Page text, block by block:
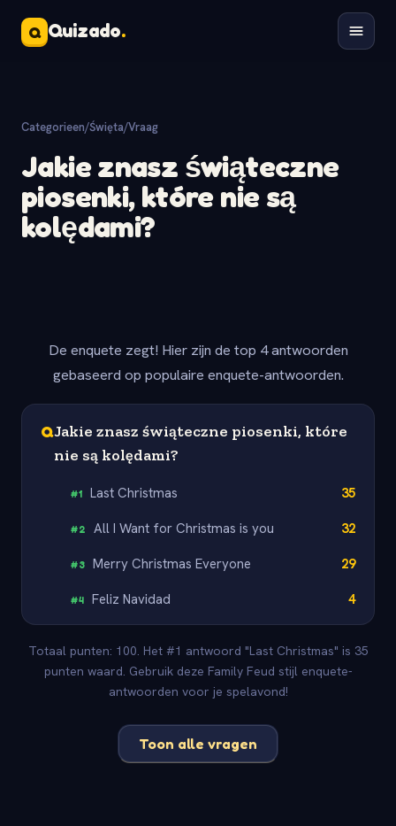
Q Quizado.
Categorieen/Święta/Vraag
Jakie znasz świąteczne
piosenki, które nie są
kolędami?
De enquete zegt! Hier zijn de top 4 antwoorden
gebaseerd op populaire enquete-antwoorden.
QJakie znasz świąteczne piosenki, które
nie są kolędami?
#1 Last Christmas 35
#2 All I Want for Christmas is you 32
#3 Merry Christmas Everyone 29
#4 Feliz Navidad 4
Totaal punten: 100. Het #1 antwoord "Last Christmas" is 35
punten waard. Gebruik deze Family Feud stijl enquete-
antwoorden voor je spelavond!
Toon alle vragen